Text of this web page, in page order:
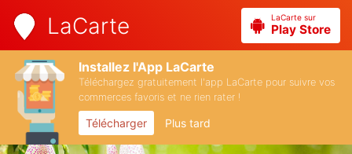
LaCarte LaCarte sur
Play Store
Installez l'App LaCarte
Téléchargez gratuitement l'app LaCarte pour suivre vos
commerces favoris et ne rien rater !
Télécharger Plus tard